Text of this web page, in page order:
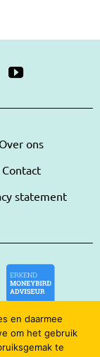
Over ons
Contact
statement
en daarmee
om het gebruik
te